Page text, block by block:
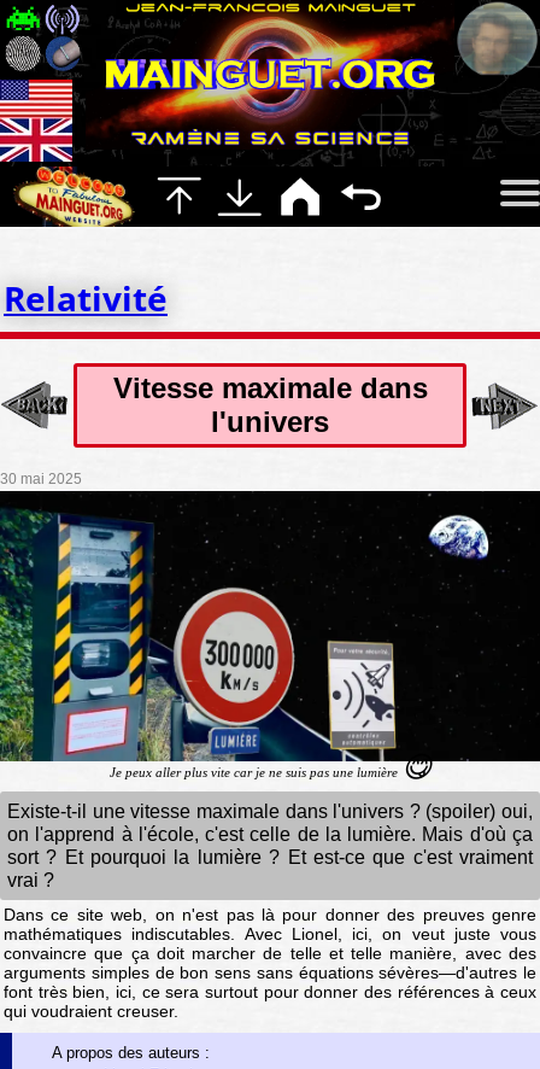
Relativité
Vitesse maximale dans
l'univers
30 mai 2025
Je peux aller plus vite car je ne suis pas une lumière 😋
Existe-t-il une vitesse maximale dans l'univers ? (spoiler) oui,
on l'apprend à l'école, c'est celle de la lumière. Mais d'où ça
sort ? Et pourquoi la lumière ? Et est-ce que c'est vraiment
vrai ?
Dans ce site web, on n'est pas là pour donner des preuves genre
mathématiques indiscutables. Avec Lionel, ici, on veut juste vous
convaincre que ça doit marcher de telle et telle manière, avec des
arguments simples de bon sens sans équations sévères—d'autres le
font très bien, ici, ce sera surtout pour donner des références à ceux
qui voudraient creuser.
A propos des auteurs :